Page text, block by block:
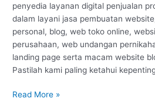
penyedia layanan digital penjualan
dalam layani jasa pembuatan
personal, blog, web toko online,
perusahaan, web undangan
landing page serta macam website
Pastilah kami paling ketahui
Read More »